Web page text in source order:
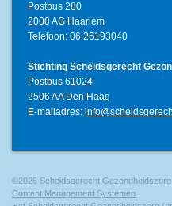
Postbus 280
2000 AG Haarlem
Telefoon: 06 26193040
Stichting Scheidsgerecht
Postbus 61024
2506 AA Den Haag
E-mailadres:
©2026 Scheidsgerecht Gezondheidszorg
Content Management Systemen